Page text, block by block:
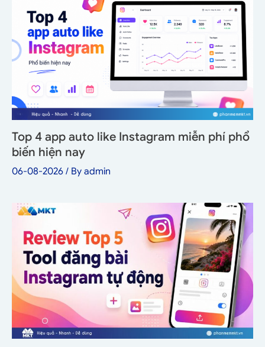
Top 4 app auto like Instagram miễn phí phổ
biến hiện nay
06-08-2026 / By admin